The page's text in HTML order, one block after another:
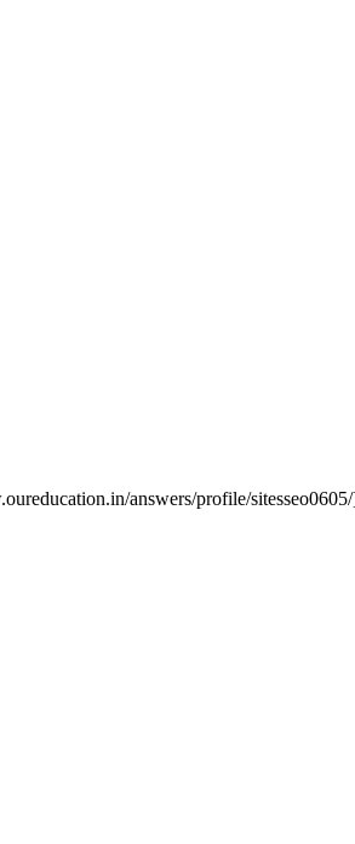
answers/profile/